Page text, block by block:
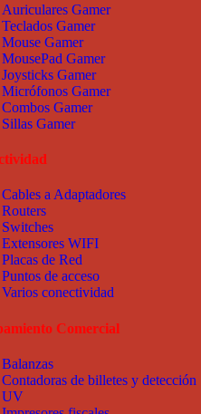
Auriculares Gamer
Teclados Gamer
Mouse Gamer
MousePad Gamer
Joysticks Gamer
Micrófonos Gamer
Combos Gamer
Sillas Gamer
Cables a Adaptadores
Routers
Switches
Extensores WIFI
Placas de Red
Puntos de acceso
Varios conectividad
Comercial
Balanzas
Contadoras de billetes y detección
UV